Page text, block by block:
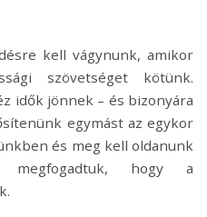
kell vágynunk, amikor
szövetséget kötünk.
idők jönnek – és bizonyára
egymást az egykor
és meg kell oldanunk
hogy a